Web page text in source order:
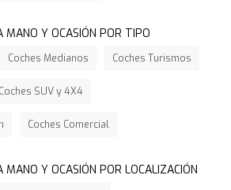
MANO Y OCASIÓN POR TIPO
Coches Medianos Coches Turismos
Coches SUV y 4X4
Coches Comercial
MANO Y OCASIÓN POR LOCALIZACIÓN